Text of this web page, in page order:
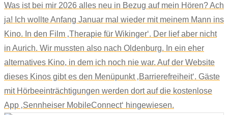
Was ist bei mir 2026 alles neu in Bezug auf mein Hören? Ach
ja! Ich wollte Anfang Januar mal wieder mit meinem Mann ins
Kino. In den Film ‚Therapie für Wikinger‘. Der lief aber nicht
in Aurich. Wir mussten also nach Oldenburg. In ein eher
alternatives Kino, in dem ich noch nie war. Auf der Website
dieses Kinos gibt es den Menüpunkt ‚Barrierefreiheit‘. Gäste
mit Hörbeeinträchtigungen werden dort auf die kostenlose
App ‚Sennheiser MobileConnect‘ hingewiesen.